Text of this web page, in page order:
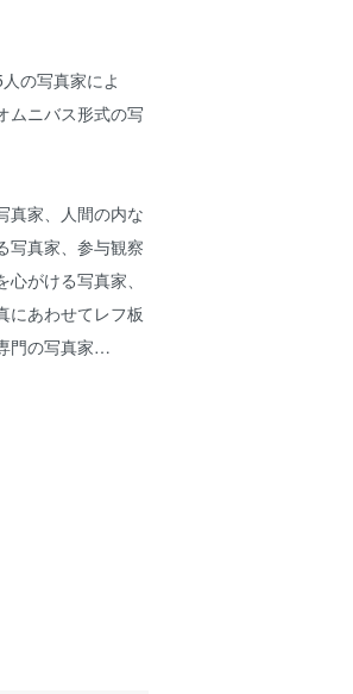
の写真家によ
ムニバス形式の写
真家、人間の内な
写真家、参与観察
がける写真家、
にあわせてレフ板
門の写真家…